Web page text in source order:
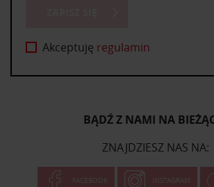
Akceptuję regulamin
BĄDŹ Z NAMI NA
ZNAJDZIESZ NAS NA:
FACEBOOK INSTAGRAM